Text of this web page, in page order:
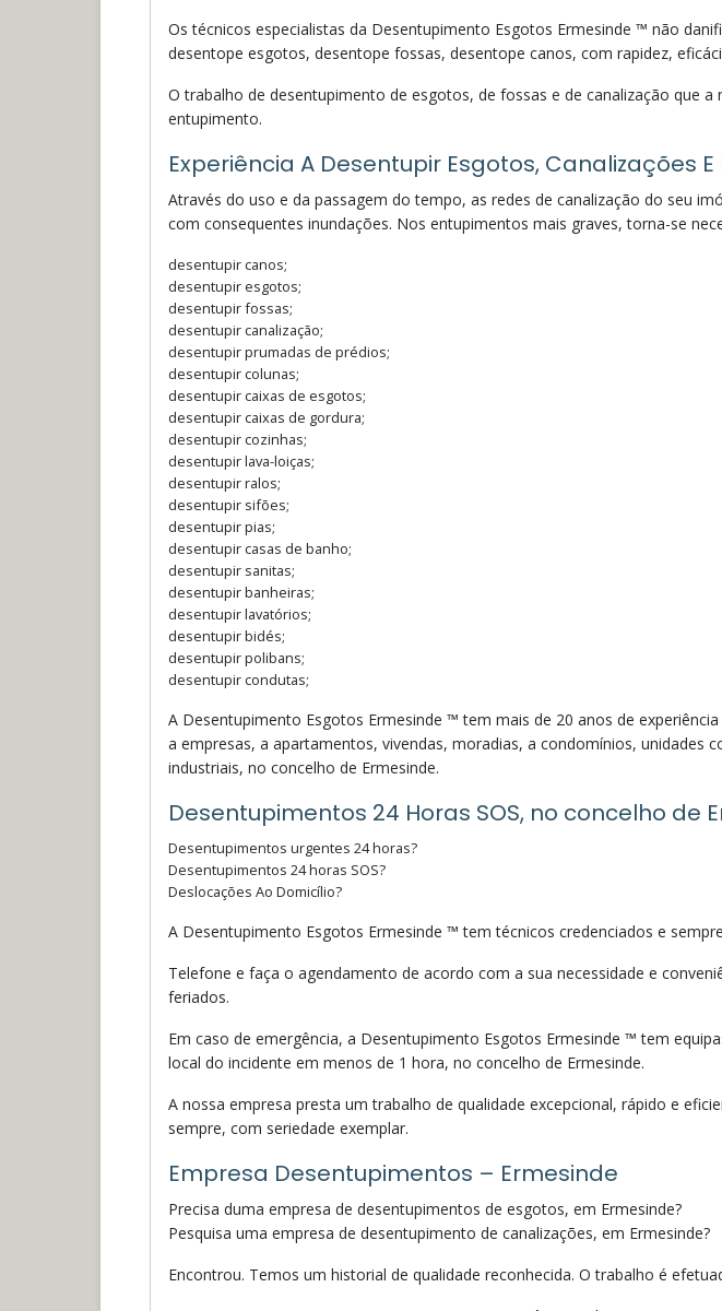
Os técnicos especialistas da Desentupimento Esgotos Ermesinde ™ não
desentope esgotos, desentope fossas, desentope canos, com rapidez,
O trabalho de desentupimento de esgotos, de fossas e de canalização que
entupimento.
Experiência A Desentupir Esgotos, Canalizações E
Através do uso e da passagem do tempo, as redes de canalização do seu
com consequentes inundações. Nos entupimentos mais graves, torna-se
desentupir canos;
desentupir esgotos;
desentupir fossas;
desentupir canalização;
desentupir prumadas de prédios;
desentupir colunas;
desentupir caixas de esgotos;
desentupir caixas de gordura;
desentupir cozinhas;
desentupir lava-loiças;
desentupir ralos;
desentupir sifões;
desentupir pias;
desentupir casas de banho;
desentupir sanitas;
desentupir banheiras;
desentupir lavatórios;
desentupir bidés;
desentupir polibans;
desentupir condutas;
A Desentupimento Esgotos Ermesinde ™ tem mais de 20 anos de
a empresas, a apartamentos, vivendas, moradias, a condomínios, unidades
industriais, no concelho de Ermesinde.
Desentupimentos 24 Horas SOS, no concelho de
Desentupimentos urgentes 24 horas?
Desentupimentos 24 horas SOS?
Deslocações Ao Domicílio?
A Desentupimento Esgotos Ermesinde ™ tem técnicos credenciados e
Telefone e faça o agendamento de acordo com a sua necessidade e
feriados.
Em caso de emergência, a Desentupimento Esgotos Ermesinde ™ tem
local do incidente em menos de 1 hora, no concelho de Ermesinde.
A nossa empresa presta um trabalho de qualidade excepcional, rápido e
sempre, com seriedade exemplar.
Empresa Desentupimentos – Ermesinde
Precisa duma empresa de desentupimentos de esgotos, em Ermesinde?
Pesquisa uma empresa de desentupimento de canalizações, em Ermesinde?
Encontrou. Temos um historial de qualidade reconhecida. O trabalho é